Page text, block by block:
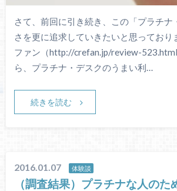
さて、前回に引き続き、この「プラチナ
さを更に追求していきたいと思っており
ファン（http://crefan.jp/review-
ら、プラチナ・デスクのうまい利…
続きを読む
2016.01.07 体験談
（調査結果）プラチナな人のた